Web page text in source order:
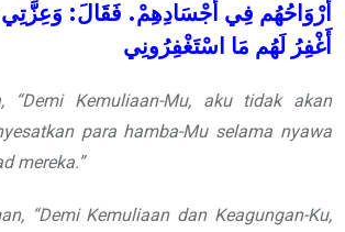
أَرْوَاحُهُم فِي أَجْسَادِهِمْ. فَقَالَ: وَعِزَّتِي
أَغْفِرُ لَهُم مَا اسْتَغْفِرُونِي
“Demi Kemuliaan-Mu, aku tidak akan
para hamba-Mu selama nyawa
mereka.”
“Demi Kemuliaan dan Keagungan-Ku,